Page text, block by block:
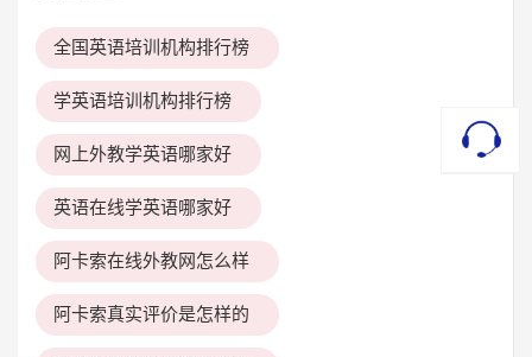
全国英语培训机构排行榜
学英语培训机构排行榜
网上外教学英语哪家好
英语在线学英语哪家好
阿卡索在线外教网怎么样
阿卡索真实评价是怎样的